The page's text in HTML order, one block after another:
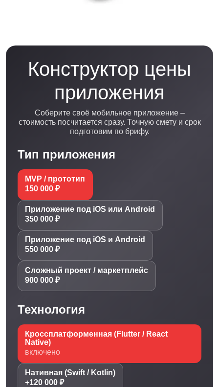
Конструктор цены
приложения
Соберите своё мобильное приложение –
стоимость посчитается сразу. Точную смету и срок
подготовим по брифу.
Тип приложения
MVP / прототип
150 000 ₽
Приложение под iOS или Android
350 000 ₽
Приложение под iOS и Android
550 000 ₽
Сложный проект / маркетплейс
900 000 ₽
Технология
Кроссплатформенная (Flutter / React
Native)
включено
Нативная (Swift / Kotlin)
+120 000 ₽